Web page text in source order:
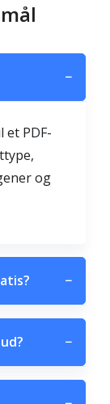
−
PDF-
og
−
−